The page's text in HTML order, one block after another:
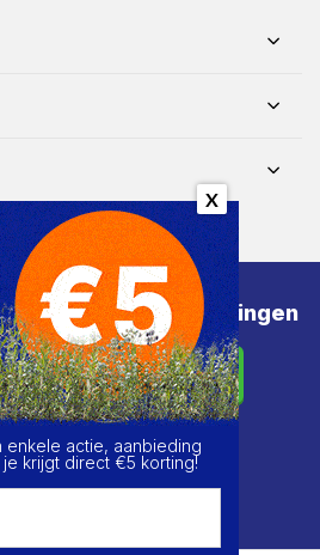
beste deals en kortingen
Abonneer
X
enkele actie, aanbieding
krijgt direct €5 korting!